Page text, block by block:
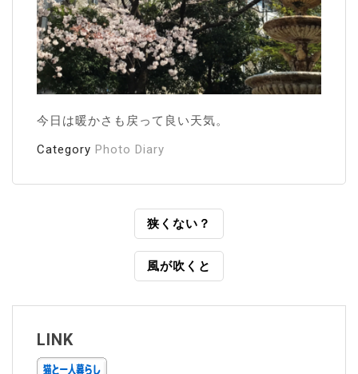
今日は暖かさも戻って良い天気。
Category Photo Diary
ビ
ゲ
狭くない？
風が吹くと
LINK